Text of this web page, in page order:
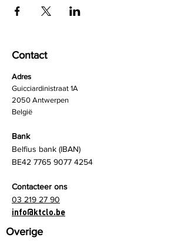
Contact
Adres
Guicciardinistraat 1A
2050 Antwerpen
België
Bank
Belfius bank (IBAN)
BE42 7765 9077 4254
Contacteer ons
03 219 27 90
info@ktclo.be
Overige